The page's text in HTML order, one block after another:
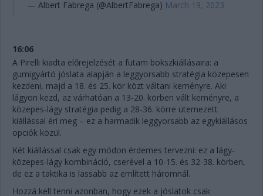
— Albert Fabrega (@AlbertFabrega) March 19, 2023
16:06
A Pirelli kiadta előrejelzését a futam bokszkiállásaira: a
gumigyártó jóslata alapján a leggyorsabb stratégia közepesen
kezdeni, majd a 18. és 25. kör közt váltani keményre. Aki
lágyon kezd, az várhatóan a 13-20. körben vált keményre, a
közepes-lágy stratégia pedig a 28-36. körre ütemezett
kiállással éri meg – ez a harmadik leggyorsabb az egykiállásos
opciók közül.
Két kiállással csak egy módon érdemes tervezni: ez a lágy-
közepes-lágy kombináció, cserével a 10-15. és 32-38. körben,
de ez a taktika is lassabb az említett háromnál.
Hozzá kell tenni azonban, hogy ezek a jóslatok csak